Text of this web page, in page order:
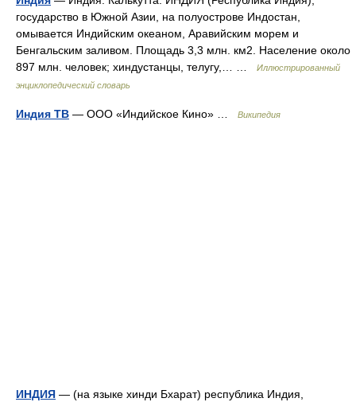
государство в Южной Азии, на полуострове Индостан,
омывается Индийским океаном, Аравийским морем и
Бенгальским заливом. Площадь 3,3 млн. км2. Население около
897 млн. человек; хиндустанцы, телугу,… …
Иллюстрированный
энциклопедический словарь
Индия ТВ — ООО «Индийское Кино» … Википедия
ИНДИЯ — (на языке хинди Бхарат) республика Индия,